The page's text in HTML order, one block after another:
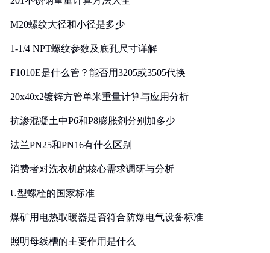
M20螺纹大径和小径是多少
1-1/4 NPT螺纹参数及底孔尺寸详解
F1010E是什么管？能否用3205或3505代换
20x40x2镀锌方管单米重量计算与应用分析
抗渗混凝土中P6和P8膨胀剂分别加多少
法兰PN25和PN16有什么区别
消费者对洗衣机的核心需求调研与分析
U型螺栓的国家标准
煤矿用电热取暖器是否符合防爆电气设备标准
照明母线槽的主要作用是什么